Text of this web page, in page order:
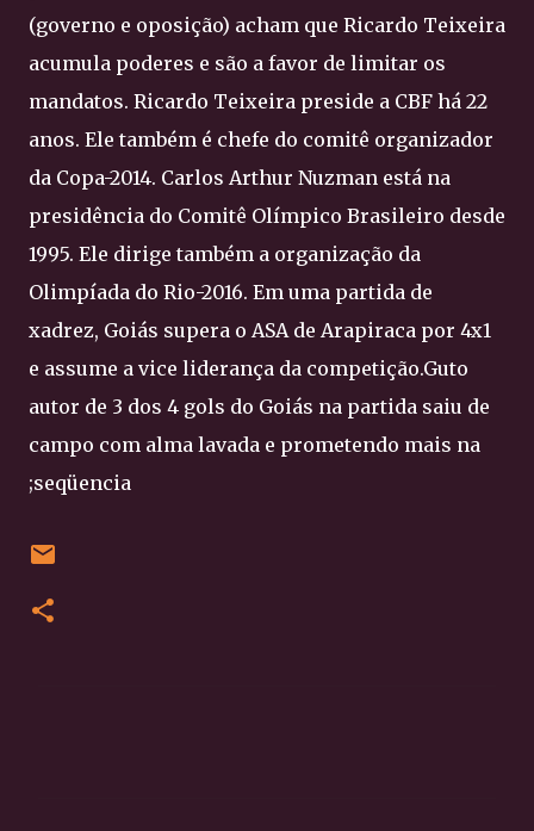
(governo e oposição) acham que Ricardo Teixeira
acumula poderes e são a favor de limitar os
mandatos. Ricardo Teixeira preside a CBF há 22
anos. Ele também é chefe do comitê organizador
da Copa-2014. Carlos Arthur Nuzman está na
presidência do Comitê Olímpico Brasileiro desde
1995. Ele dirige também a organização da
Olimpíada do Rio-2016. Em uma partida de
xadrez, Goiás supera o ASA de Arapiraca por 4x1
e assume a vice liderança da competição.Guto
autor de 3 dos 4 gols do Goiás na partida saiu de
campo com alma lavada e prometendo mais na
;seqüencia